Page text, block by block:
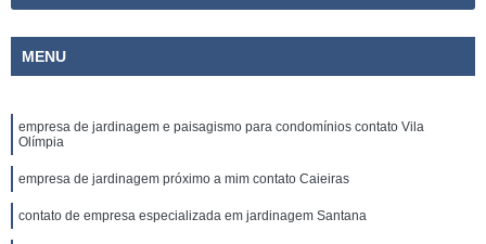
MENU
empresa de jardinagem e paisagismo para condomínios contato Vila
Olímpia
empresa de jardinagem próximo a mim contato Caieiras
contato de empresa especializada em jardinagem Santana